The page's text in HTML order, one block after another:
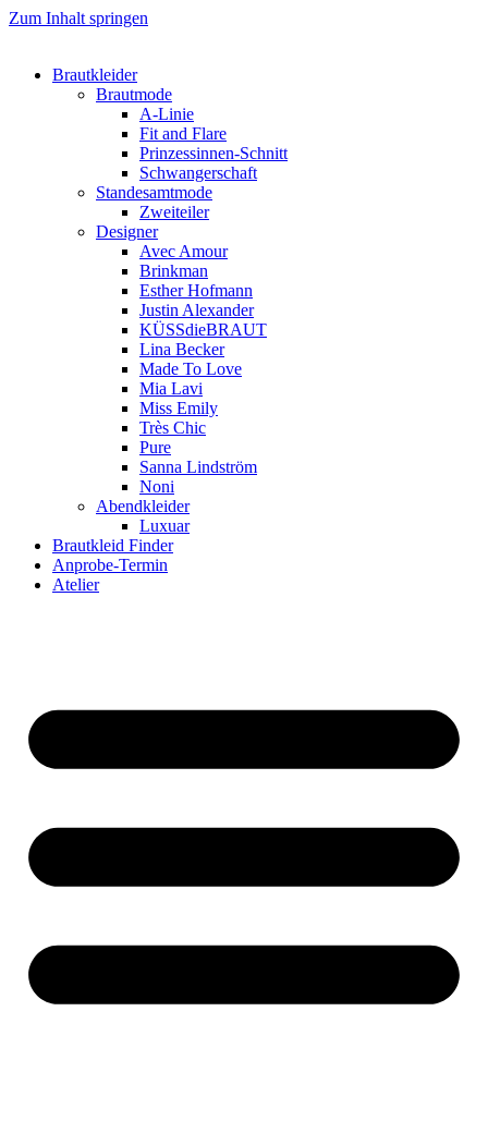
Zum Inhalt springen
Brautkleider
Brautmode
A-Linie
Fit and Flare
Prinzessinnen-Schnitt
Schwangerschaft
Standesamtmode
Zweiteiler
Designer
Avec Amour
Brinkman
Esther Hofmann
Justin Alexander
KÜSSdieBRAUT
Lina Becker
Made To Love
Mia Lavi
Miss Emily
Très Chic
Pure
Sanna Lindström
Noni
Abendkleider
Luxuar
Brautkleid Finder
Anprobe-Termin
Atelier